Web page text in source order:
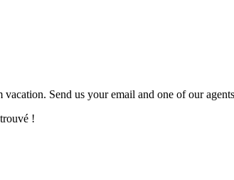
Send us your email and one of our
!